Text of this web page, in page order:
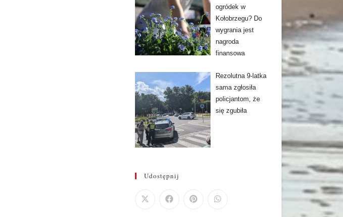
ogródek w
Kołobrzegu? Do
wygrania jest
nagroda
finansowa
Rezolutna 9-latka
sama zgłosiła
policjantom, że
się zgubiła
Udostępnij